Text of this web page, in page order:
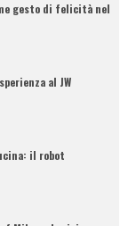
gesto di felicità nel
al JW
il robot